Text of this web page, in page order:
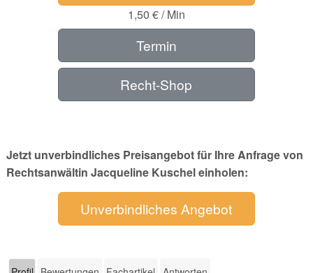
1,50 € / Min
Termin
Recht-Shop
Jetzt unverbindliches Preisangebot für Ihre Anfrage von
Rechtsanwältin Jacqueline Kuschel einholen:
Unverbindliches Angebot